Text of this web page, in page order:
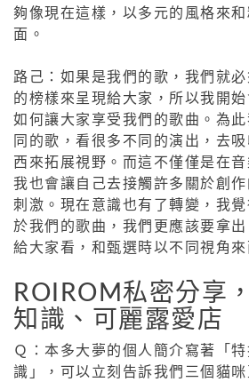
夠像現在這樣，以多元的風格來
面。
路己：如果是我們的歌，我們就
的榜樣來呈現給大家，所以我開
如何讓大家享受我們的歌曲。為
同的歌，看很多不同的演出，去
西來拓展視野。而這不僅僅是在音
我也會讓自己去接觸許多關於創
刺激。現在意識也有了轉變，我
於我們的歌曲，我們更應該要拿
給大家看，和甄選時以不同視角來
ROIROM私密分享
知識、可麗露愛店
Ｑ：本多大夢的個人簡介寫著「特
識」，可以立刻告訴我們三個貓咪